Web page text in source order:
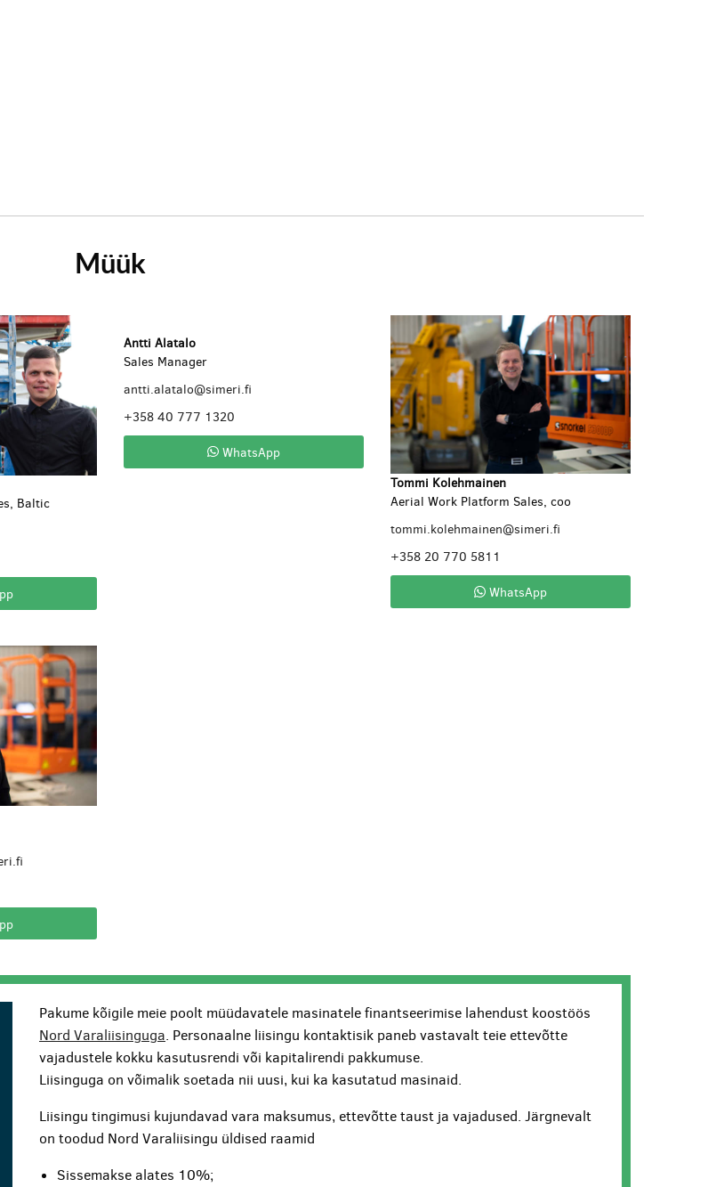
Müük
Baltic
Antti Alatalo
Sales Manager
antti.alatalo@simeri.fi
+358 40 777 1320
WhatsApp
Tommi Kolehmainen
Aerial Work Platform Sales, coo
tommi.kolehmainen@simeri.fi
+358 20 770 5811
WhatsApp
Pakume kõigile meie poolt müüdavatele masinatele finantseerimise lahendust koostöös
Nord Varaliisinguga. Personaalne liisingu kontaktisik paneb vastavalt teie ettevõtte
vajadustele kokku kasutusrendi või kapitalirendi pakkumuse.
Liisinguga on võimalik soetada nii uusi, kui ka kasutatud masinaid.
Liisingu tingimusi kujundavad vara maksumus, ettevõtte taust ja vajadused. Järgnevalt
on toodud Nord Varaliisingu üldised raamid
Sissemakse alates 10%;